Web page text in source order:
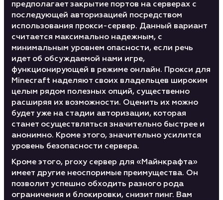
предполагает закрытие портов на серверах с
последующей авторизацией посредством
использования прокси-сервер. Данный вариант
считается максимально надежным, с
минимальным уровнем опасности, если речь
идет об обсуждаемой нами игре,
функционирующей в режиме онлайн. Прокси для
Minecraft наделяют своих владельцев широким
целым рядом полезных опций, существенно
расширяя их возможности. Оценить их можно
будет уже на стадии авторизации, которая
станет осуществляться значительно быстрее и
анонимно. Кроме этого, значительно усилится
уровень безопасности сервера.
Кроме этого, proxy сервер для «Майнкрафта»
имеет другие неоспоримые преимущества. Он
позволит успешно обходить разного рода
ограничения и блокировки, снизит пинг. Вам